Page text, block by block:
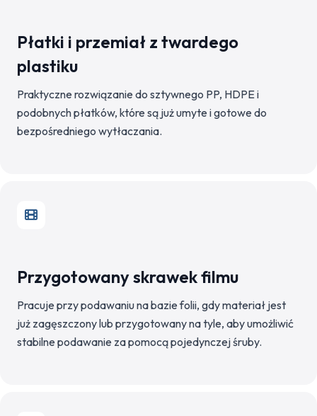
Płatki i przemiał z twardego
plastiku
Praktyczne rozwiązanie do sztywnego PP, HDPE i
podobnych płatków, które są już umyte i gotowe do
bezpośredniego wytłaczania.
Przygotowany skrawek filmu
Pracuje przy podawaniu na bazie folii, gdy materiał jest
już zagęszczony lub przygotowany na tyle, aby umożliwić
stabilne podawanie za pomocą pojedynczej śruby.